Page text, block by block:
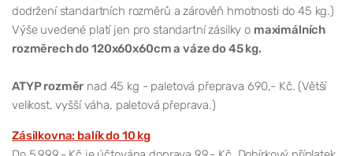
dodržení standartních rozměrů a zárověň hmotnosti do 45 kg.)
Výše uvedené platí jen pro standartní zásilky o maximálních
rozměrech do 120x60x60cm a váze do 45 kg.
ATYP rozměr nad 45 kg - paletová přeprava 690,- Kč. (Větší
velikost, vyšší váha, paletová přeprava.)
Zásilkovna: balík do 10 kg